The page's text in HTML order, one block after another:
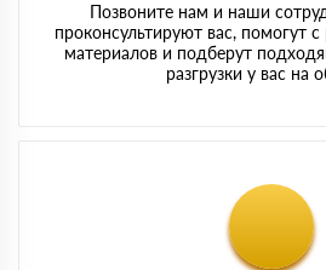
Позвоните нам и наши
проконсультируют вас, помогут
материалов и подберут
разгрузки у вас на